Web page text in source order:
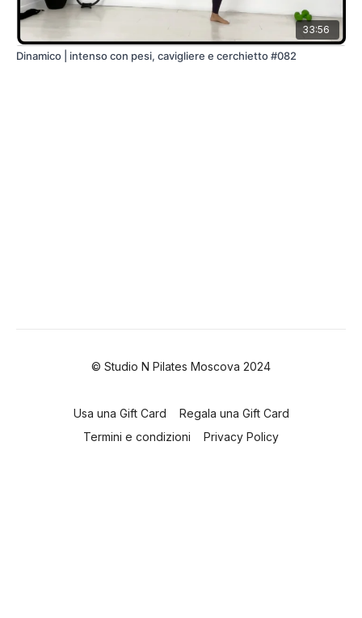
33:56
Dinamico | intenso con pesi, cavigliere e cerchietto #082
© Studio N Pilates Moscova 2024
Usa una Gift Card
Regala una Gift Card
Termini e condizioni
Privacy Policy